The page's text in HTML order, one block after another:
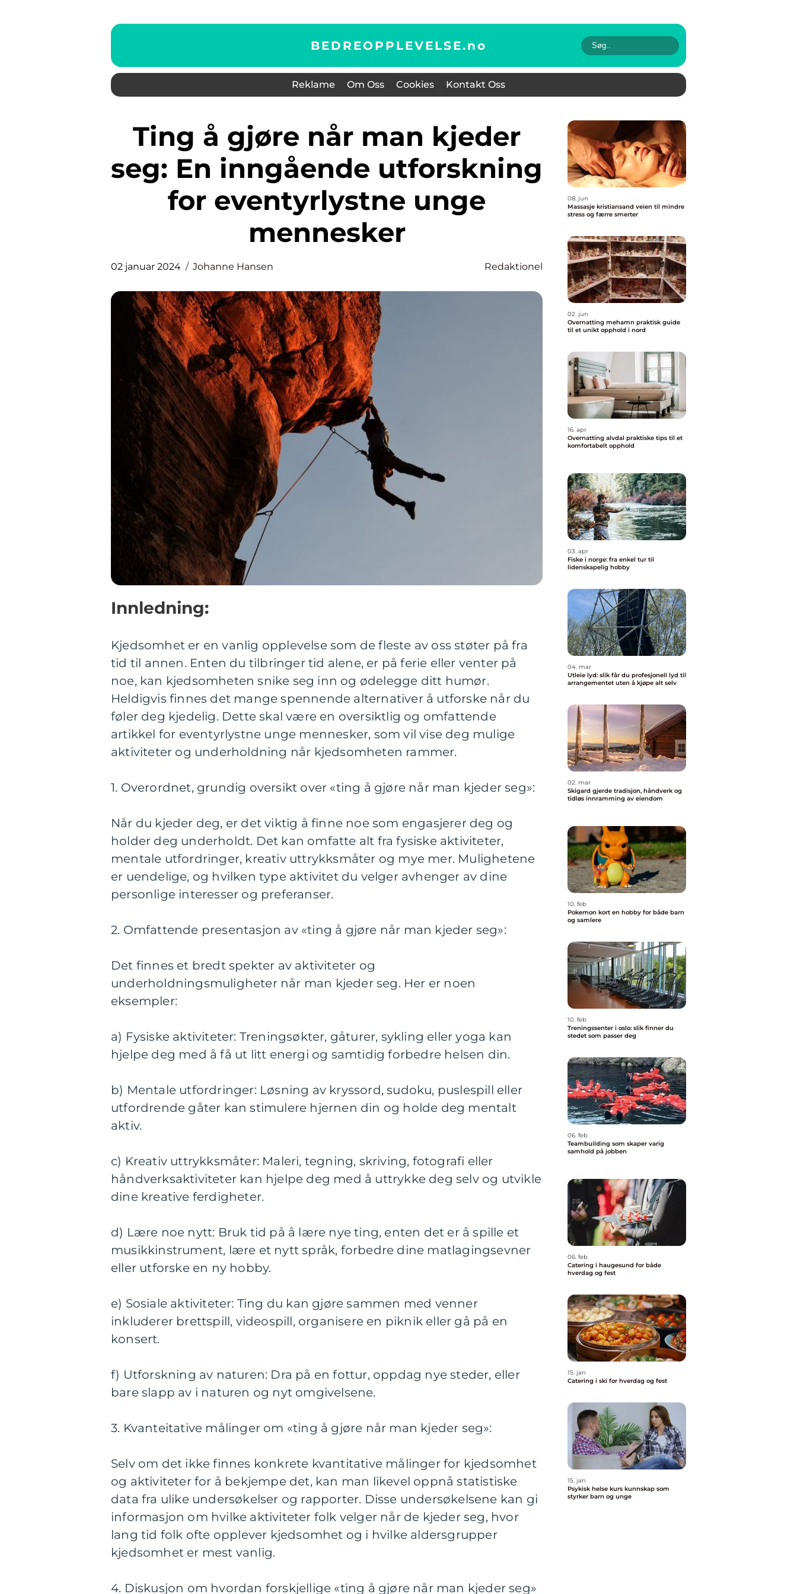
BEDREOPPLEVELSE.no
Reklame Om Oss Cookies Kontakt Oss
Ting å gjøre når man kjeder
seg: En inngående utforskning
for eventyrlystne unge
mennesker
02 januar 2024 Johanne Hansen Redaktionel
Innledning:
Kjedsomhet er en vanlig opplevelse som de fleste av oss støter på fra
tid til annen. Enten du tilbringer tid alene, er på ferie eller venter på
noe, kan kjedsomheten snike seg inn og ødelegge ditt humør.
Heldigvis finnes det mange spennende alternativer å utforske når du
føler deg kjedelig. Dette skal være en oversiktlig og omfattende
artikkel for eventyrlystne unge mennesker, som vil vise deg mulige
aktiviteter og underholdning når kjedsomheten rammer.
1. Overordnet, grundig oversikt over «ting å gjøre når man kjeder seg»:
Når du kjeder deg, er det viktig å finne noe som engasjerer deg og
holder deg underholdt. Det kan omfatte alt fra fysiske aktiviteter,
mentale utfordringer, kreativ uttrykksmåter og mye mer. Mulighetene
er uendelige, og hvilken type aktivitet du velger avhenger av dine
personlige interesser og preferanser.
2. Omfattende presentasjon av «ting å gjøre når man kjeder seg»:
Det finnes et bredt spekter av aktiviteter og
underholdningsmuligheter når man kjeder seg. Her er noen
eksempler:
a) Fysiske aktiviteter: Treningsøkter, gåturer, sykling eller yoga kan
hjelpe deg med å få ut litt energi og samtidig forbedre helsen din.
b) Mentale utfordringer: Løsning av kryssord, sudoku, puslespill eller
utfordrende gåter kan stimulere hjernen din og holde deg mentalt
aktiv.
c) Kreativ uttrykksmåter: Maleri, tegning, skriving, fotografi eller
håndverksaktiviteter kan hjelpe deg med å uttrykke deg selv og utvikle
dine kreative ferdigheter.
d) Lære noe nytt: Bruk tid på å lære nye ting, enten det er å spille et
musikkinstrument, lære et nytt språk, forbedre dine matlagingsevner
eller utforske en ny hobby.
e) Sosiale aktiviteter: Ting du kan gjøre sammen med venner
inkluderer brettspill, videospill, organisere en piknik eller gå på en
konsert.
f) Utforskning av naturen: Dra på en fottur, oppdag nye steder, eller
bare slapp av i naturen og nyt omgivelsene.
3. Kvanteitative målinger om «ting å gjøre når man kjeder seg»:
Selv om det ikke finnes konkrete kvantitative målinger for kjedsomhet
og aktiviteter for å bekjempe det, kan man likevel oppnå statistiske
data fra ulike undersøkelser og rapporter. Disse undersøkelsene kan gi
informasjon om hvilke aktiviteter folk velger når de kjeder seg, hvor
lang tid folk ofte opplever kjedsomhet og i hvilke aldersgrupper
kjedsomhet er mest vanlig.
4. Diskusjon om hvordan forskjellige «ting å gjøre når man kjeder seg»
08. jun
Massasje kristiansand veien til mindre
stress og færre smerter
02. jun
Overnatting mehamn praktisk guide
til et unikt opphold i nord
16. apr
Overnatting alvdal praktiske tips til et
komfortabelt opphold
03. apr
Fiske i norge: fra enkel tur til
lidenskapelig hobby
04. mar
Utleie lyd: slik får du profesjonell lyd til
arrangementet uten å kjøpe alt selv
02. mar
Skigard gjerde tradisjon, håndverk og
tidløs innramming av eiendom
10. feb
Pokemon kort en hobby for både barn
og samlere
10. feb
Treningssenter i oslo: slik finner du
stedet som passer deg
06. feb
Teambuilding som skaper varig
samhold på jobben
06. feb
Catering i haugesund for både
hverdag og fest
15. jan
Catering i ski for hverdag og fest
15. jan
Psykisk helse kurs kunnskap som
styrker barn og unge